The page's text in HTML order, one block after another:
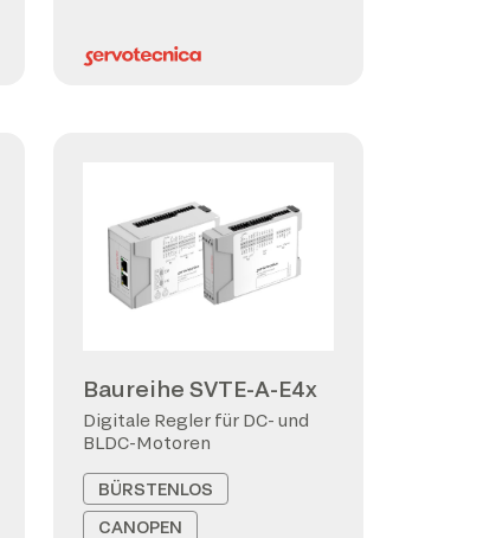
Baureihe SVTE-A-E4x
Digitale Regler für DC- und
BLDC-Motoren
BÜRSTENLOS
CANOPEN